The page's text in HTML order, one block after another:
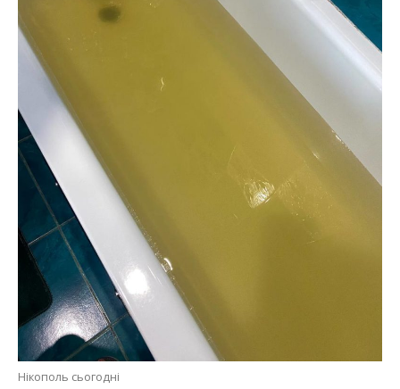
Нікополь сьогодні